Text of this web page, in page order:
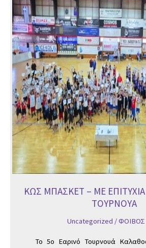
ΚΩΣ ΜΠΑΣΚΕΤ – ΜΕ
ΤΟΥΡΝΟΥΑ
Uncategorized /
Το 5ο Εαρινό Τουρνουά
ΜΕ
ΕΠΙΤΥΧΙΑ
ΤΟ
5ο
ΕΑΡΙΝΟ
ΤΟΥΡΝΟΥΑ